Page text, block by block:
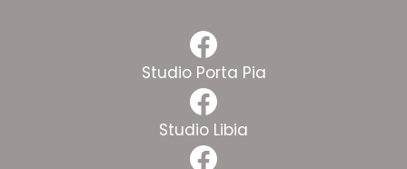
Facebook
Studio Porta Pia
Facebook
Studio Libia
Facebook